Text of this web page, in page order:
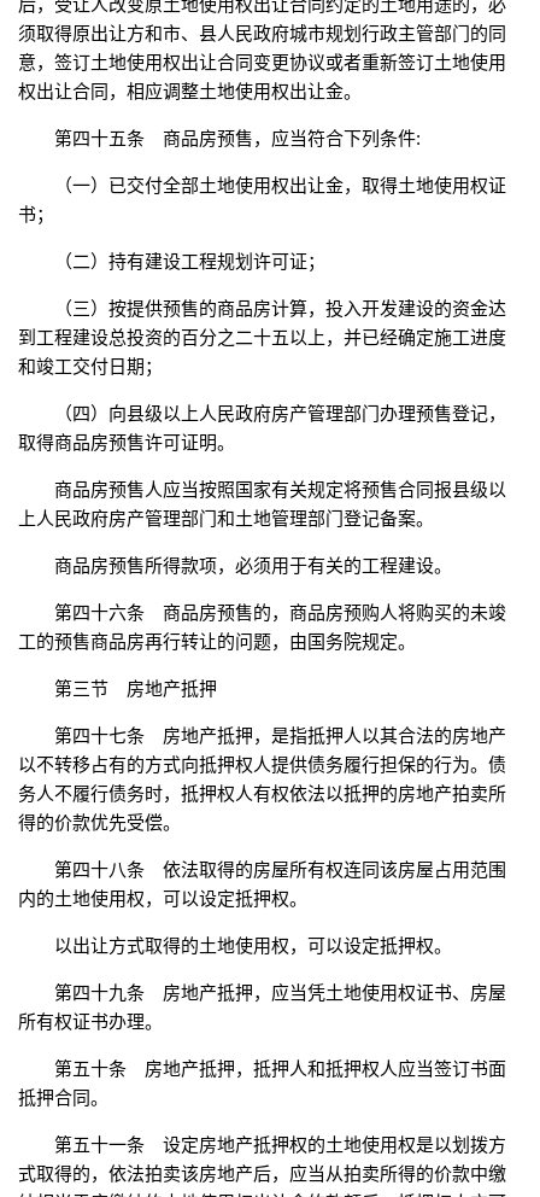
后，受让人改变原土地使用权出让合同约定的土地用途的，必
须取得原出让方和市、县人民政府城市规划行政主管部门的同
意，签订土地使用权出让合同变更协议或者重新签订土地使用
权出让合同，相应调整土地使用权出让金。
第四十五条 商品房预售，应当符合下列条件:
（一）已交付全部土地使用权出让金，取得土地使用权证
书；
（二）持有建设工程规划许可证；
（三）按提供预售的商品房计算，投入开发建设的资金达
到工程建设总投资的百分之二十五以上，并已经确定施工进度
和竣工交付日期；
（四）向县级以上人民政府房产管理部门办理预售登记，
取得商品房预售许可证明。
商品房预售人应当按照国家有关规定将预售合同报县级以
上人民政府房产管理部门和土地管理部门登记备案。
商品房预售所得款项，必须用于有关的工程建设。
第四十六条 商品房预售的，商品房预购人将购买的未竣
工的预售商品房再行转让的问题，由国务院规定。
第三节 房地产抵押
第四十七条 房地产抵押，是指抵押人以其合法的房地产
以不转移占有的方式向抵押权人提供债务履行担保的行为。债
务人不履行债务时，抵押权人有权依法以抵押的房地产拍卖所
得的价款优先受偿。
第四十八条 依法取得的房屋所有权连同该房屋占用范围
内的土地使用权，可以设定抵押权。
以出让方式取得的土地使用权，可以设定抵押权。
第四十九条 房地产抵押，应当凭土地使用权证书、房屋
所有权证书办理。
第五十条 房地产抵押，抵押人和抵押权人应当签订书面
抵押合同。
第五十一条 设定房地产抵押权的土地使用权是以划拨方
式取得的，依法拍卖该房地产后，应当从拍卖所得的价款中缴